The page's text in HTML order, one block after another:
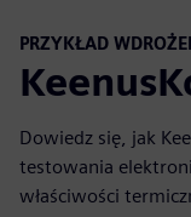
PRZYKŁAD
Dowiedz się, jak
testowania
właściwości